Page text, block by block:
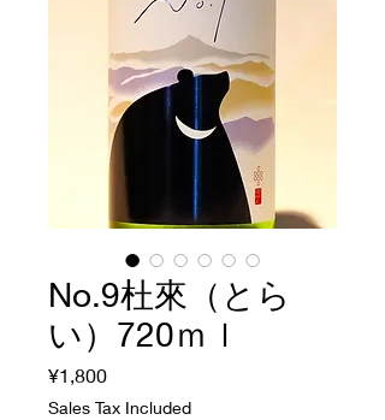
No.9杜來（とら
い）720ｍｌ
¥1,800Price
Sales Tax Included